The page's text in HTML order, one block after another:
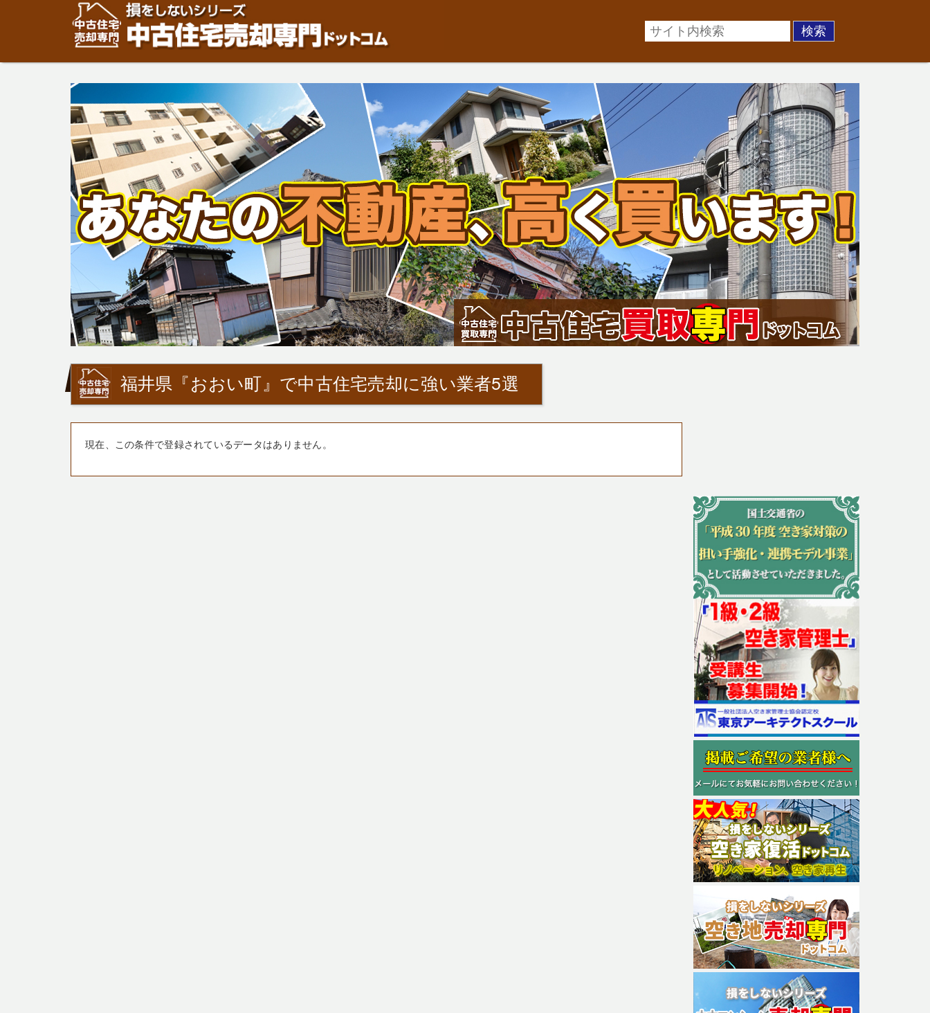
住宅・建物の「売却」は「個人」の方々が、「買取」は不動産や開発等の「業者」が物件を買います。一般的に「売却」は時間はかかるが相場に準じた売却金額、「買取」は短期ではあるが相場より
安めの売却金額と言われています。住宅・建物の売却をご検討中の方はお気軽にご相談ください。中古住宅、相続不動産など、不動産売却のお悩みを全国の専門家が解決致します！
福井県『おおい町』で中古住宅売却に強い業者5選
現在、この条件で登録されているデータはありません。